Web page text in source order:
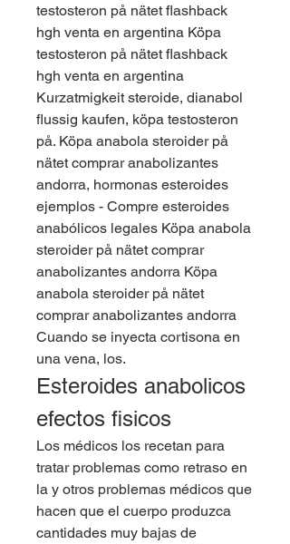
testosteron på nätet flashback
hgh venta en argentina Köpa
testosteron på nätet flashback
hgh venta en argentina
Kurzatmigkeit steroide, dianabol
flussig kaufen, köpa testosteron
på. Köpa anabola steroider på
nätet comprar anabolizantes
andorra, hormonas esteroides
ejemplos - Compre esteroides
anabólicos legales Köpa anabola
steroider på nätet comprar
anabolizantes andorra Köpa
anabola steroider på nätet
comprar anabolizantes andorra
Cuando se inyecta cortisona en
una vena, los.
Esteroides anabolicos
efectos fisicos
Los médicos los recetan para
tratar problemas como retraso en
la y otros problemas médicos que
hacen que el cuerpo produzca
cantidades muy bajas de